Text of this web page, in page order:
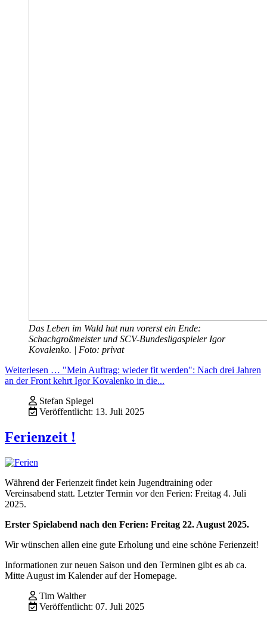
Das Leben im Wald hat nun vorerst ein Ende:
Schachgroßmeister und SCV-Bundesligaspieler Igor
Kovalenko. | Foto: privat
Weiterlesen … "Mein Auftrag: wieder fit werden": Nach drei Jahren
an der Front kehrt Igor Kovalenko in die...
Stefan Spiegel
Veröffentlicht: 13. Juli 2025
Ferienzeit !
Während der Ferienzeit findet kein Jugendtraining oder
Vereinsabend statt. Letzter Termin vor den Ferien: Freitag 4. Juli
2025.
Erster Spielabend nach den Ferien: Freitag 22. August 2025.
Wir wünschen allen eine gute Erholung und eine schöne Ferienzeit!
Informationen zur neuen Saison und den Terminen gibt es ab ca.
Mitte August im Kalender auf der Homepage.
Tim Walther
Veröffentlicht: 07. Juli 2025